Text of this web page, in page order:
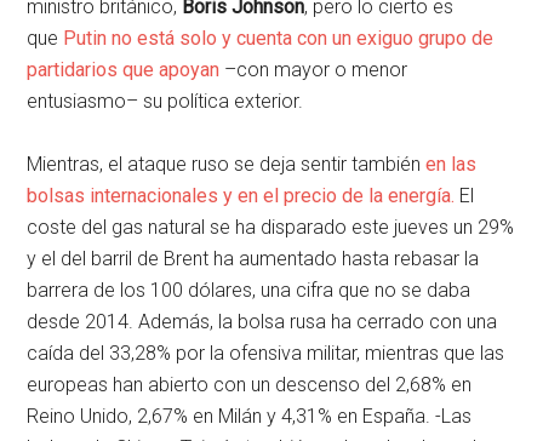
ministro británico, Boris Johnson, pero lo cierto es
que Putin no está solo y cuenta con un exiguo grupo de
partidarios que apoyan –con mayor o menor
entusiasmo– su política exterior.
Mientras, el ataque ruso se deja sentir tambiénen las
bolsas internacionales y en el precio de la energía. El
coste del gas natural se ha disparado este jueves un 29%
y el del barril de Brent ha aumentado hasta rebasar la
barrera de los 100 dólares, una cifra que no se daba
desde 2014. Además, la bolsa rusa ha cerrado con una
caída del 33,28% por la ofensiva militar, mientras que las
europeas han abierto con un descenso del 2,68% en
Reino Unido, 2,67% en Milán y 4,31% en España. -Las